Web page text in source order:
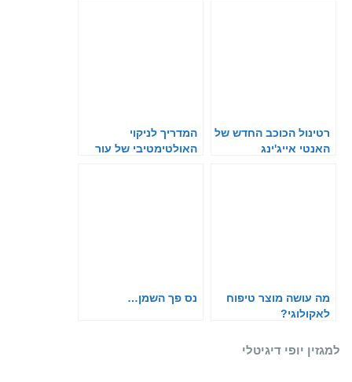
רטינול הכוכב החדש של
האנטי אייג'ינג
המדריך לניקוי
האולטימטיבי של עור
מה עושה מוצר טיפוח
לאקולוגי?
נס פך השמן…
למגזין יופי דיגיטלי